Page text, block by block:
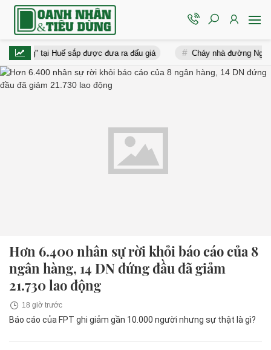
tại Huế sắp được đưa ra đấu giá Cháy nhà đường Nguyễn Văn
Hơn 6.400 nhân sự rời khỏi báo cáo của 8
ngân hàng, 14 DN đứng đầu đã giảm
21.730 lao động
18 giờ trước
Báo cáo của FPT ghi giảm gần 10.000 người nhưng sự thật là gì?